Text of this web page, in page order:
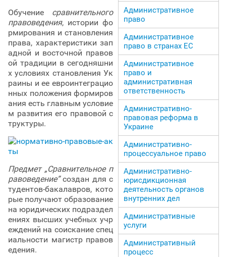
Обучение сравнительного
правоведения, истории фо
рмирования и становления
права, характеристики зап
адной и восточной правов
ой традиции в сегодняшни
х условиях становления Ук
раины и ее евроинтеграцио
нных положения формиров
ания есть главным условие
м развития его правовой с
труктуры.
Предмет „Сравнительное п
равоведение”создан для с
тудентов-бакалавров, кото
рые получают образование
на юридических подраздел
ениях высших учебных учр
еждений на соискание спец
иальности магистр правов
едения.
Административное
право
Административное
право в странах ЕС
Административное
право и
административная
ответственность
Административно-
правовая реформа в
Украине
Административно-
процессуальное право
Административно-
юрисдикционная
деятельность органов
внутренних дел
Административные
услуги
Административный
процесс